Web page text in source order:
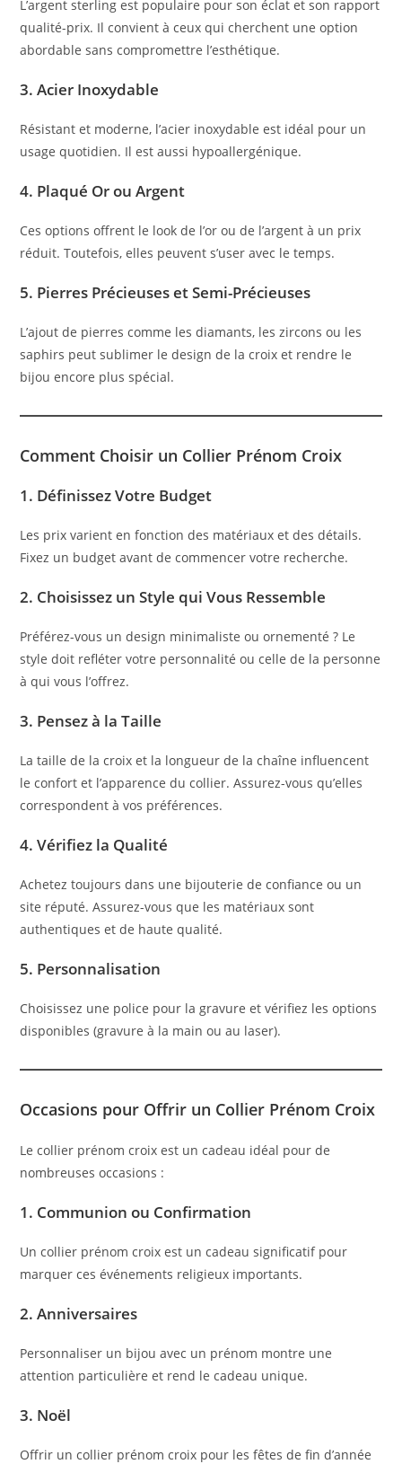
L’argent sterling est populaire pour son éclat et son rapport
qualité-prix. Il convient à ceux qui cherchent une option
abordable sans compromettre l’esthétique.
3.Acier Inoxydable
Résistant et moderne, l’acier inoxydable est idéal pour un
usage quotidien. Il est aussi hypoallergénique.
4. Plaqué Or ou Argent
Ces options offrent le look de l’or ou de l’argent à un prix
réduit. Toutefois, elles peuvent s’user avec le temps.
5. Pierres Précieuses et Semi-Précieuses
L’ajout de pierres comme les diamants, les zircons ou les
saphirs peut sublimer le design de la croix et rendre le
bijou encore plus spécial.
Comment Choisir un Collier Prénom Croix
1. Définissez Votre Budget
Les prix varient en fonction des matériaux et des détails.
Fixez un budget avant de commencer votre recherche.
2. Choisissez un Style qui Vous Ressemble
Préférez-vous un design minimaliste ou ornementé ? Le
style doit refléter votre personnalité ou celle de la personne
à qui vous l’offrez.
3. Pensez à la Taille
La taille de la croix et la longueur de la chaîne influencent
le confort et l’apparence du collier. Assurez-vous qu’elles
correspondent à vos préférences.
4.Vérifiez la Qualité
Achetez toujours dans une bijouterie de confiance ou un
site réputé. Assurez-vous que les matériaux sont
authentiques et de haute qualité.
5. Personnalisation
Choisissez une police pour la gravure et vérifiez les options
disponibles (gravure à la main ou au laser).
Occasions pour Offrir un Collier Prénom Croix
Le collier prénom croix est un cadeau idéal pour de
nombreuses occasions :
1. Communion ou Confirmation
Un collier prénom croix est un cadeau significatif pour
marquer ces événements religieux importants.
2.Anniversaires
Personnaliser un bijou avec un prénom montre une
attention particulière et rend le cadeau unique.
3. Noël
Offrir un collier prénom croix pour les fêtes de fin d’année